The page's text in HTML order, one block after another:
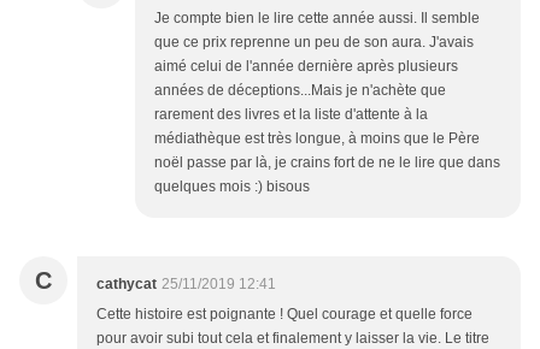
Je compte bien le lire cette année aussi. Il semble
que ce prix reprenne un peu de son aura. J'avais
aimé celui de l'année dernière après plusieurs
années de déceptions...Mais je n'achète que
rarement des livres et la liste d'attente à la
médiathèque est très longue, à moins que le Père
noël passe par là, je crains fort de ne le lire que dans
quelques mois :) bisous
C cathycat 25/11/2019 12:41
Cette histoire est poignante ! Quel courage et quelle force
pour avoir subi tout cela et finalement y laisser la vie. Le titre